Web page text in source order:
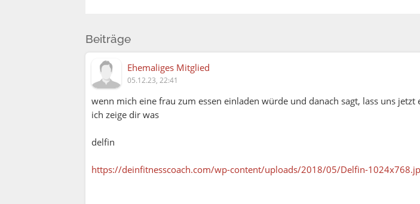
Beiträge
Ehemaliges Mitglied
05.12.23, 22:41
wenn mich eine frau zum essen einladen würde und danach sagt, lass uns jetzt
ich zeige dir was
delfin
https://deinfitnesscoach.com/wp-content/uploads/2018/05/Delfin-